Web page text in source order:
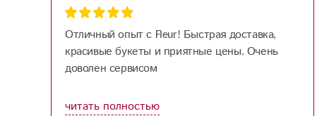
Отличный опыт с Fleur! Быстрая доставка,
красивые букеты и приятные цены. Очень
доволен сервисом
читать полностью